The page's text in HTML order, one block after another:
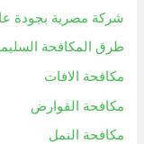
شركة مصرية بجودة
طرق المكافحة
مكافحة الافات
مكافحة القوارض
مكافحة النمل